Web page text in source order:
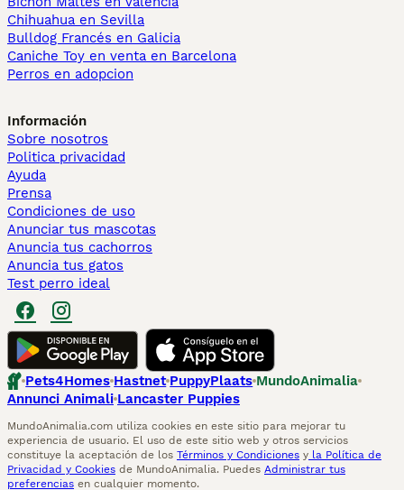
Chihuahua en Sevilla
Bulldog Francés en Galicia
Caniche Toy en venta en Barcelona
Perros en adopcion
Información
Sobre nosotros
Politica privacidad
Ayuda
Prensa
Condiciones de uso
Anunciar tus mascotas
Anuncia tus cachorros
Anuncia tus gatos
Test perro ideal
Pets4Homes Hastnet PuppyPlaats MundoAnimalia
Annunci Animali Lancaster Puppies
MundoAnimalia.com utiliza cookies en este sitio para mejorar tu
experiencia de usuario. El uso de este sitio web y otros servicios
constituye la aceptación de los Términos y Condiciones y la Política de
Privacidad y Cookies de MundoAnimalia. Puedes Administrar tus
preferencias en cualquier momento.